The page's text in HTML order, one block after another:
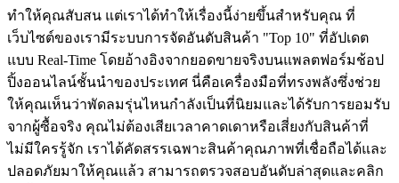
ทำให้คุณสับสน แต่เราได้ทำให้เรื่องนี้ง่ายขึ้นสำหรับคุณ ที่
เว็บไซต์ของเรามีระบบการจัดอันดับสินค้า "Top 10" ที่อัปเดต
แบบ Real-Time โดยอ้างอิงจากยอดขายจริงบนแพลตฟอร์มช้อป
ปิ้งออนไลน์ชั้นนำของประเทศ นี่คือเครื่องมือที่ทรงพลังซึ่งช่วย
ให้คุณเห็นว่าพัดลมรุ่นไหนกำลังเป็นที่นิยมและได้รับการยอมรับ
จากผู้ซื้อจริง คุณไม่ต้องเสียเวลาคาดเดาหรือเสี่ยงกับสินค้าที่
ไม่มีใครรู้จัก เราได้คัดสรรเฉพาะสินค้าคุณภาพที่เชื่อถือได้และ
ปลอดภัยมาให้คุณแล้ว สามารถตรวจสอบอันดับล่าสุดและคลิก